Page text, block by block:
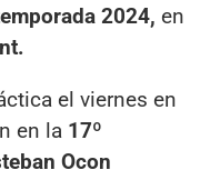
2024, en
el viernes en
en la 17º
Ocon